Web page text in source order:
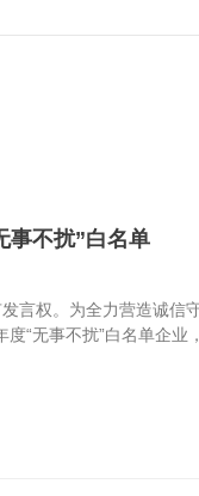
事不扰”白名单
言权。为全力营造诚
“无事不扰”白名单企